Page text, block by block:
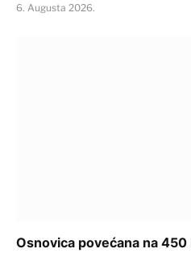
6. Augusta 2026.
Osnovica povećana na 450